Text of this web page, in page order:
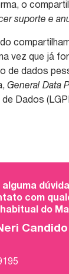
o
suporte e
vez que já
de dados
General Data
Dados
alguma
com
do